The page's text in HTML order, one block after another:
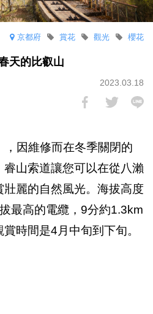
京都府 櫻花
觀光
賞花
天的比叡山
2023.03.18
因維修而在冬季關閉的
山索道讓您可以在從八瀨
麗的自然風光。海拔高度
最高的電纜，9分約1.3km
時間是4月中旬到下旬。